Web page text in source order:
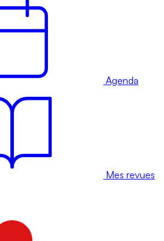
Agenda
Mes revues